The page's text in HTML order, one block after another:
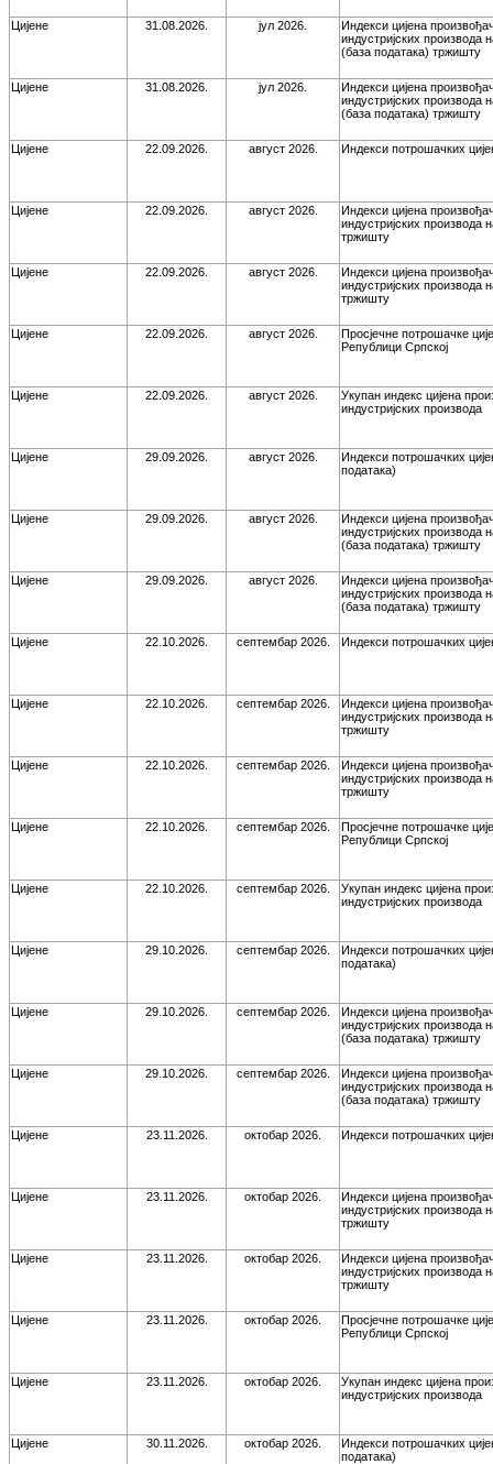
Цијене 31.08.2026. јул 2026.
Индекси цијена
индустријских производа
(база података) тржишту
Цијене 31.08.2026. јул 2026.
Индекси цијена
индустријских производа
(база података) тржишту
Цијене 22.09.2026. август 2026. Индекси потрошачких
Цијене 22.09.2026. август 2026.
Индекси цијена
индустријских производа
тржишту
Цијене 22.09.2026. август 2026.
Индекси цијена
индустријских производа
тржишту
Цијене 22.09.2026. август 2026.
Просјечне потрошачке
Републици Српској
Цијене 22.09.2026. август 2026.
Укупан индекс цијена
индустријских производа
Цијене 29.09.2026. август 2026.
Индекси потрошачких
података)
Цијене 29.09.2026. август 2026.
Индекси цијена
индустријских производа
(база података) тржишту
Цијене 29.09.2026. август 2026.
Индекси цијена
индустријских производа
(база података) тржишту
Цијене 22.10.2026. септембар 2026. Индекси потрошачких
Цијене 22.10.2026. септембар 2026.
Индекси цијена
индустријских производа
тржишту
Цијене 22.10.2026. септембар 2026.
Индекси цијена
индустријских производа
тржишту
Цијене 22.10.2026. септембар 2026.
Просјечне потрошачке
Републици Српској
Цијене 22.10.2026. септембар 2026.
Укупан индекс цијена
индустријских производа
Цијене 29.10.2026. септембар 2026.
Индекси потрошачких
података)
Цијене 29.10.2026. септембар 2026.
Индекси цијена
индустријских производа
(база података) тржишту
Цијене 29.10.2026. септембар 2026.
Индекси цијена
индустријских производа
(база података) тржишту
Цијене 23.11.2026. октобар 2026. Индекси потрошачких
Цијене 23.11.2026. октобар 2026.
Индекси цијена
индустријских производа
тржишту
Цијене 23.11.2026. октобар 2026.
Индекси цијена
индустријских производа
тржишту
Цијене 23.11.2026. октобар 2026.
Просјечне потрошачке
Републици Српској
Цијене 23.11.2026. октобар 2026.
Укупан индекс цијена
индустријских производа
Цијене 30.11.2026. октобар 2026.
Индекси потрошачких
података)